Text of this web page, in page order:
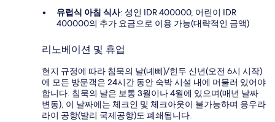
유럽식 아침 식사: 성인 IDR 400000, 어린이 IDR
400000의 추가 요금으로 이용 가능(대략적인 금액)
리노베이션 및 휴업
현지 규정에 따라 침묵의 날(녜삐)/힌두 신년(오전 6시 시작)
에 모든 방문객은 24시간 동안 숙박 시설 내에 머물러 있어야
합니다. 침묵의 날은 보통 3월이나 4월에 있으며(매년 날짜
변동), 이 날짜에는 체크인 및 체크아웃이 불가능하며 응우라
라이 공항(발리 국제공항)도 폐쇄됩니다.